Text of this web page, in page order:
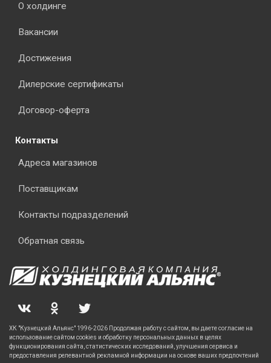
О холдинге
Вакансии
Достижения
Дилерские сертификаты
Договор-оферта
Контакты
Адреса магазинов
Поставщикам
Контакты подразделений
Обратная связь
ХК "Кузнецкий Альянс" 1996-2026 Продолжая работу с сайтом, вы даете согласие на
использование сайтом cookies и обработку персональных данных в целях
функционирования сайта, статистических исследований, улучшения сервиса и
предоставления релевантной рекламной информации на основе ваших предпочтений